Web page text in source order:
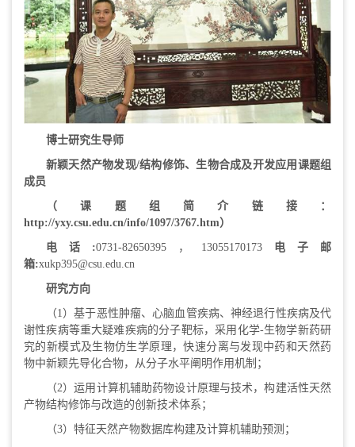
博士研究生导师
新颖天然产物发现/结构修饰、生物合成及开发应用课题组
成员
（课题组简介链接：
http://yxy.csu.edu.cn/info/1097/3767.htm）
电话 :0731-82650395，13055170173 电子邮
箱:xukp395@csu.edu.cn
研究方向
（1）基于恶性肿瘤、心脑血管疾病、神经退行性疾病及代
谢性疾病等重大疑难疾病的分子靶标，采用化学-生物学新药研
究的新模式及生物仿生学原理，快速分离与发现中药和天然药
物中新颖先导化合物，从分子水平阐明作用机制；
（2）运用计算机辅助药物设计原理与技术，构建活性天然
产物结构修饰与改造的创新技术体系；
（3）特征天然产物数据库构建及计算机辅助预测；